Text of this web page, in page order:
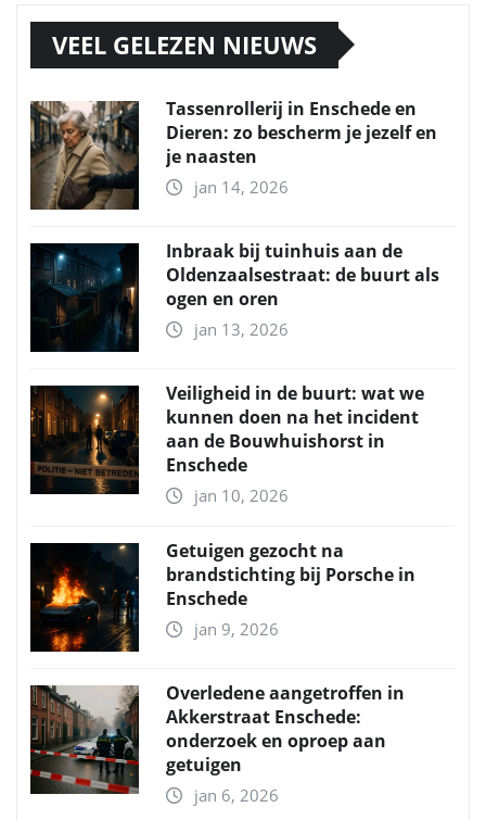
VEEL GELEZEN NIEUWS
Tassenrollerij in Enschede en
Dieren: zo bescherm je jezelf en
je naasten
jan 14, 2026
Inbraak bij tuinhuis aan de
Oldenzaalsestraat: de buurt als
ogen en oren
jan 13, 2026
Veiligheid in de buurt: wat we
kunnen doen na het incident
aan de Bouwhuishorst in
Enschede
jan 10, 2026
Getuigen gezocht na
brandstichting bij Porsche in
Enschede
jan 9, 2026
Overledene aangetroffen in
Akkerstraat Enschede:
onderzoek en oproep aan
getuigen
jan 6, 2026